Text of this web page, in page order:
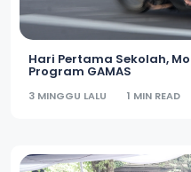
Hari Pertama Sekolah,
Program GAMAS
3 MINGGU LALU 1 MIN READ